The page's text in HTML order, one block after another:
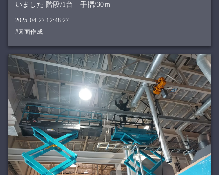
いました 階段/1台 手摺/30ｍ
2025-04-27 12:48:27
#図面作成